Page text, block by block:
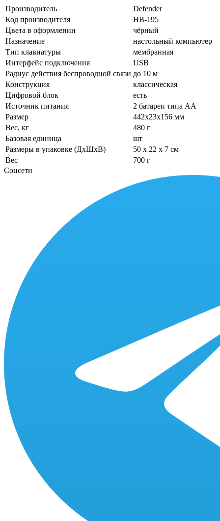
Производитель
Defender
Код производителя
HB-195
Цвета в оформлении
чёрный
Назначение
настольный компьютер
Тип клавиатуры
мембранная
Интерфейс подключения
USB
Радиус действия беспроводной связи до 10 м
Конструкция
классическая
Цифровой блок
есть
Источник питания
2 батареи типа AA
Размер
442x23x156 мм
Вес, кг
480 г
Базовая единица
шт
Размеры в упаковке (ДхШхВ)
50 x 22 x 7 см
Вес
700 г
Соцсети